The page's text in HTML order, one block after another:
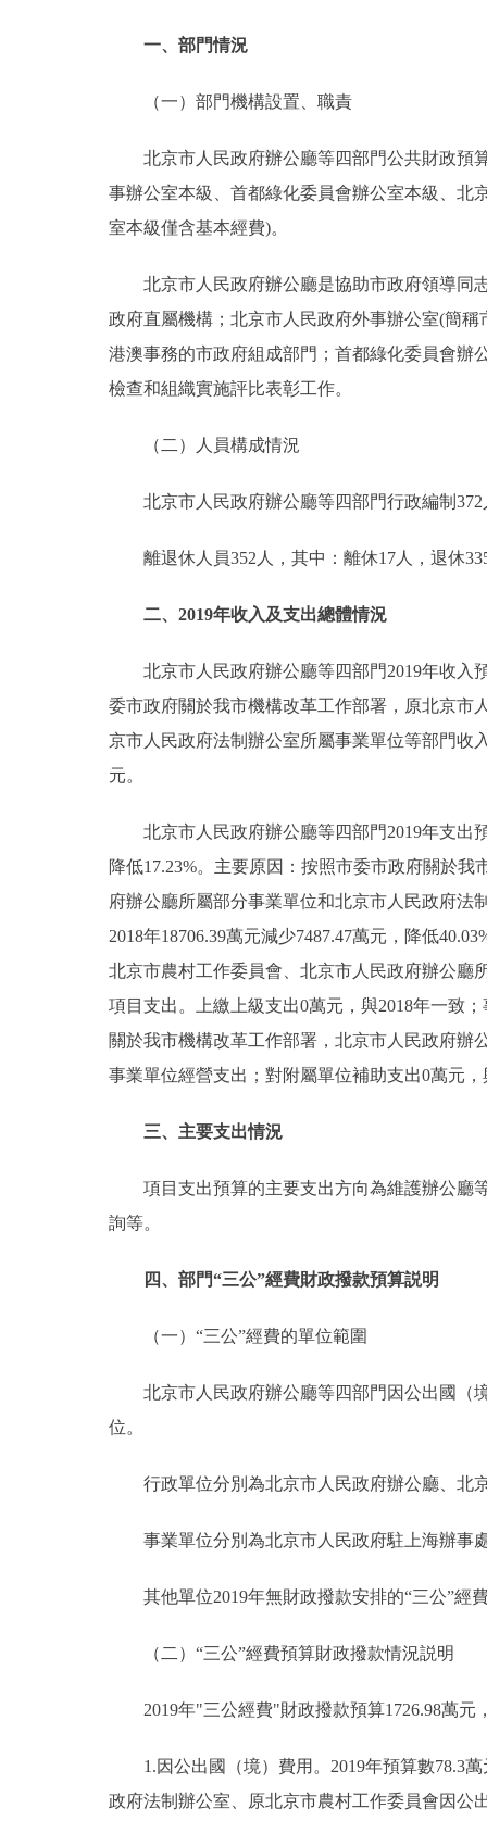
一、部門情況
（一）部門機構設置、職責
北京市人民政府辦公廳等四部門公共財政預算
事辦公室本級、首都綠化委員會辦公室本級、北
室本級僅含基本經費)。
北京市人民政府辦公廳是協助市政府領導同志
政府直屬機構；北京市人民政府外事辦公室(簡
港澳事務的市政府組成部門；首都綠化委員會辦
檢查和組織實施評比表彰工作。
（二）人員構成情況
北京市人民政府辦公廳等四部門行政編制372
離退休人員352人，其中：離休17人，退休
二、2019年收入及支出總體情況
北京市人民政府辦公廳等四部門2019年收入預
委市政府關於我市機構改革工作部署，原北京市
京市人民政府法制辦公室所屬事業單位等部門收
元。
北京市人民政府辦公廳等四部門2019年支出預
降低17.23%。主要原因：按照市委市政府關於
府辦公廳所屬部分事業單位和北京市人民政府法
2018年18706.39萬元減少7487.47萬元，降低
北京市農村工作委員會、北京市人民政府辦公廳
項目支出。上繳上級支出0萬元，與2018年一致
關於我市機構改革工作部署，北京市人民政府辦
事業單位經營支出；對附屬單位補助支出0萬元，
三、主要支出情況
項目支出預算的主要支出方向為維護辦公廳等
詢等。
四、部門“三公”經費財政撥款預算説明
（一）“三公”經費的單位範圍
北京市人民政府辦公廳等四部門因公出國（境
位。
行政單位分別為北京市人民政府辦公廳、北
事業單位分別為北京市人民政府駐上海辦事
其他單位2019年無財政撥款安排的“三公”經
（二）“三公”經費預算財政撥款情況説明
2019年"三公經費"財政撥款預算1726.98萬元
1.因公出國（境）費用。2019年預算數78.3萬
政府法制辦公室、原北京市農村工作委員會因公